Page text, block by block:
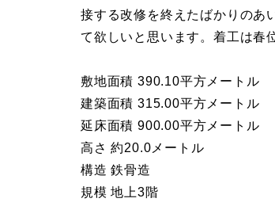
接する改修を終えたばかりのあ
て欲しいと思います。着工は春
敷地面積 390.10平方メートル
建築面積 315.00平方メートル
延床面積 900.00平方メートル
高さ 約20.0メートル
構造 鉄骨造
規模 地上3階